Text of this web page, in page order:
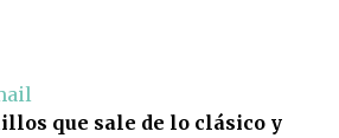
que sale de lo clásico y